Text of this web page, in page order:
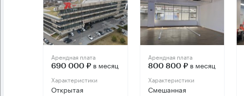
Арендная плата
690 000 ₽ в месяц
Характеристики
Открытая
Арендная плата
800 800 ₽в месяц
Характеристики
Смешанная